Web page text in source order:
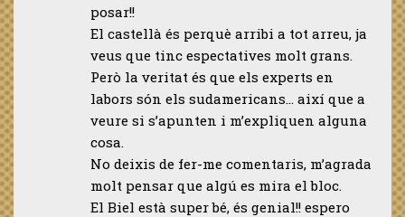
posar!!
El castellà és perquè arribi a tot arreu, ja
veus que tinc espectatives molt grans.
Però la veritat és que els experts en
labors són els sudamericans… així que a
veure si s’apunten i m’expliquen alguna
cosa.
No deixis de fer-me comentaris, m’agrada
molt pensar que algú es mira el bloc.
El Biel està super bé, és genial!! espero